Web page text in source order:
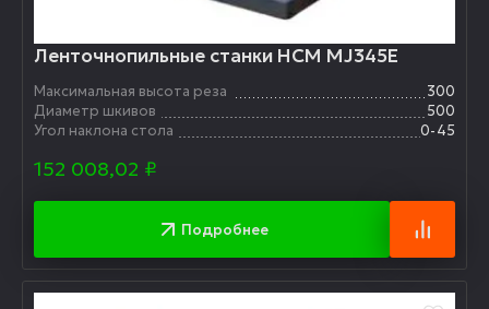
Ленточнопильные станки HCM MJ345E
Максимальная высота реза
300
Диаметр шкивов
500
Угол наклона стола
0-45
152 008,02 ₽
Подробнее